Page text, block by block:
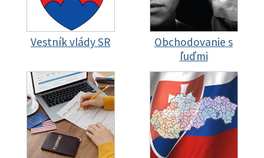
Vestník vlády SR
Obchodovanie s
ľuďmi